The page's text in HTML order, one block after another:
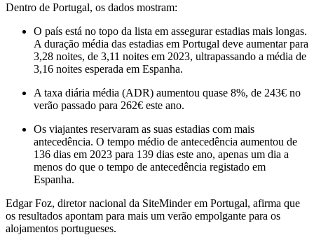
Dentro de Portugal, os dados mostram:
O país está no topo da lista em assegurar estadias mais longas.
A duração média das estadias em Portugal deve aumentar para
3,28 noites, de 3,11 noites em 2023, ultrapassando a média de
3,16 noites esperada em Espanha.
A taxa diária média (ADR) aumentou quase 8%, de 243€ no
verão passado para 262€ este ano.
Os viajantes reservaram as suas estadias com mais
antecedência. O tempo médio de antecedência aumentou de
136 dias em 2023 para 139 dias este ano, apenas um dia a
menos do que o tempo de antecedência registado em
Espanha.
Edgar Foz, diretor nacional da SiteMinder em Portugal, afirma que
os resultados apontam para mais um verão empolgante para os
alojamentos portugueses.